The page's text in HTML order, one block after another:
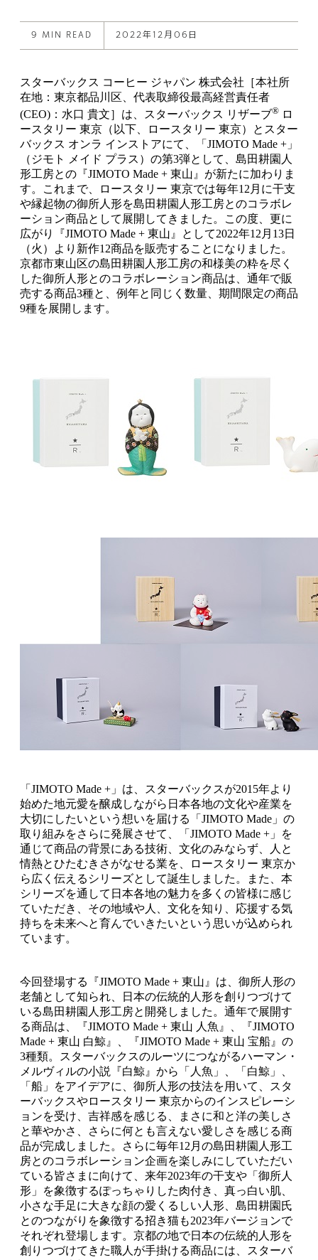
X
Facebook
9 MIN READ 2022年12月06日
スターバックス コーヒー ジャパン 株式会社［本社所
在地：東京都品川区、代表取締役最高経営責任者
(CEO)：水口 貴文］は、スターバックス リザーブ® ロ
ースタリー 東京（以下、ロースタリー 東京）とスター
バックス オンラ インストアにて、「JIMOTO Made +」
（ジモト メイド プラス）の第3弾として、島田耕園人
形工房との『JIMOTO Made + 東山』が新たに加わりま
す。これまで、ロースタリー 東京では毎年12月に干支
や縁起物の御所人形を島田耕園人形工房とのコラボレ
ーション商品として展開してきました。この度、更に
広がり『JIMOTO Made + 東山』として2022年12月13日
（火）より新作12商品を販売することになりました。
京都市東山区の島田耕園人形工房の和様美の粋を尽く
した御所人形とのコラボレーション商品は、通年で販
売する商品3種と、例年と同じく数量、期間限定の商品
9種を展開します。
「JIMOTO Made +」は、スターバックスが2015年より
始めた地元愛を醸成しながら日本各地の文化や産業を
大切にしたいという想いを届ける「JIMOTO Made」の
取り組みをさらに発展させて、「JIMOTO Made +」を
通じて商品の背景にある技術、文化のみならず、人と
情熱とひたむきさがなせる業を、ロースタリー 東京か
ら広く伝えるシリーズとして誕生しました。また、本
シリーズを通して日本各地の魅力を多くの皆様に感じ
ていただき、その地域や人、文化を知り、応援する気
持ちを未来へと育んでいきたいという思いが込められ
ています。
今回登場する『JIMOTO Made + 東山』は、御所人形の
老舗として知られ、日本の伝統的人形を創りつづけて
いる島田耕園人形工房と開発しました。通年で展開す
る商品は、『JIMOTO Made + 東山 人魚』、『JIMOTO
Made + 東山 白鯨』、『JIMOTO Made + 東山 宝船』の
3種類。スターバックスのルーツにつながるハーマン・
メルヴィルの小説『白鯨』から「人魚」、「白鯨」、
「船」をアイデアに、御所人形の技法を用いて、スタ
ーバックスやロースタリー 東京からのインスピレーシ
ョンを受け、吉祥感を感じる、まさに和と洋の美しさ
と華やかさ、さらに何とも言えない愛しさを感じる商
品が完成しました。さらに毎年12月の島田耕園人形工
房とのコラボレーション企画を楽しみにしていただい
ている皆さまに向けて、来年2023年の干支や「御所人
形」を象徴するぽっちゃりした肉付き、真っ白い肌、
小さな手足に大きな顔の愛くるしい人形、島田耕園氏
とのつながりを象徴する招き猫も2023年バージョンで
それぞれ登場します。京都の地で日本の伝統的人形を
創りつづけてきた職人が手掛ける商品には、スターバ